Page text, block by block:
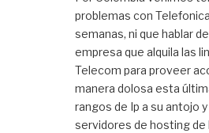
problemas con
semanas, ni que hablar
empresa que alquila las
Telecom para proveer
manera dolosa esta
rangos de Ip a su antojo
servidores de hosting de